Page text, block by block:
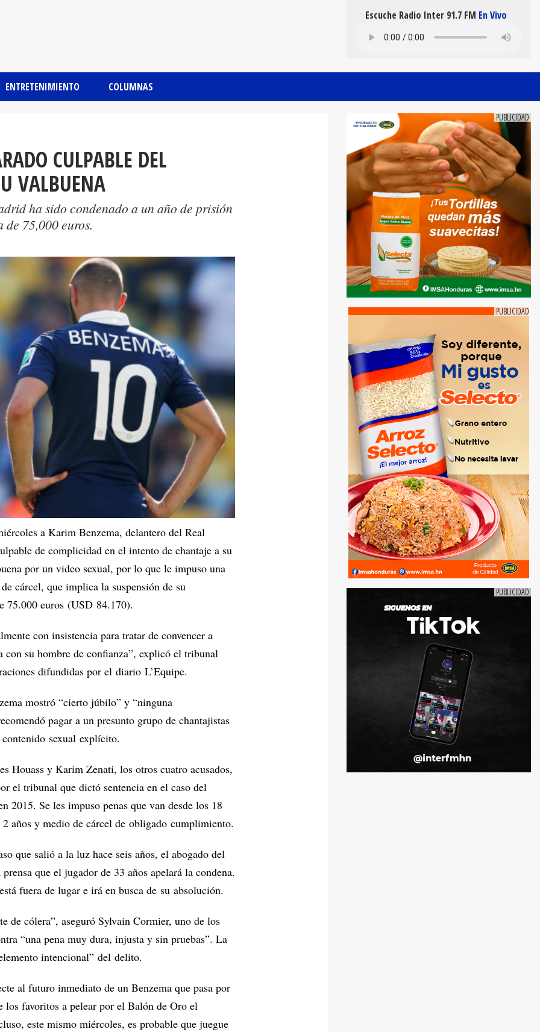
ENTRETENIMIENTO COLUMNAS
Escuche Radio Inter 91.7 FM En Vivo
CULPABLE DEL
VALBUENA
ha sido condenado a un año de prisión
75,000 euros.
a Karim Benzema, delantero del Real
de complicidad en el intento de chantaje a su
por un video sexual, por lo que le impuso una
cárcel, que implica la suspensión de su
75.000 euros (USD 84.170).
con insistencia para tratar de convencer a
con su hombre de confianza”, explicó el tribunal
difundidas por el diario L’Equipe.
mostró “cierto júbilo” y “ninguna
pagar a un presunto grupo de chantajistas
sexual explícito.
Houass y Karim Zenati, los otros cuatro acusados,
el tribunal que dictó sentencia en el caso del
2015. Se les impuso penas que van desde los 18
años y medio de cárcel de obligado cumplimiento.
que salió a la luz hace seis años, el abogado del
que el jugador de 33 años apelará la condena.
fuera de lugar e irá en busca de su absolución.
de cólera”, aseguró Sylvain Cormier, uno de los
“una pena muy dura, injusta y sin pruebas”. La
intencional” del delito.
al futuro inmediato de un Benzema que pasa por
los favoritos a pelear por el Balón de Oro el
este mismo miércoles, es probable que juegue